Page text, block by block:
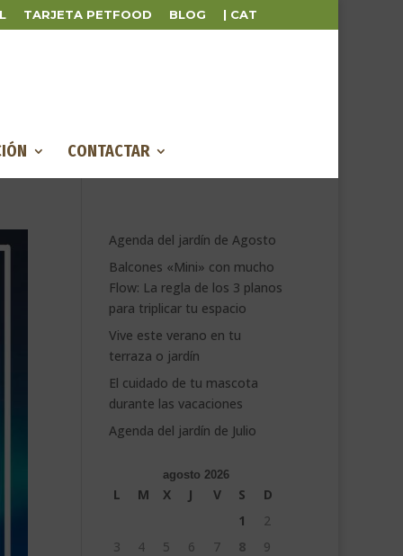
TARJETA PETFOOD BLOG | CAT
CONTACTAR
Agenda del jardín de Agosto
Balcones «Mini» con mucho
Flow: La regla de los 3 planos
para triplicar tu espacio
Vive este verano en tu
terraza o jardín
El cuidado de tu mascota
durante las vacaciones
Agenda del jardín de Julio
agosto 2026
L M X J V S
D
1
2
3
4 5 6 7 8
9